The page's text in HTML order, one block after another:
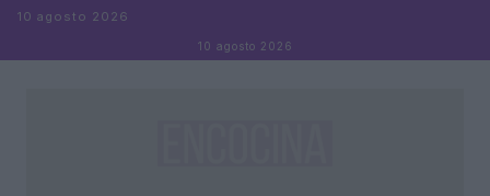
Saltar al contenido
10 agosto 2026
10 agosto 2026